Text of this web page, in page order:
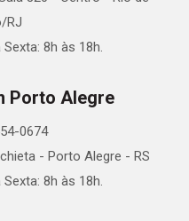
RJ
Sexta: 8h às 18h.
Porto Alegre
0674
- Porto Alegre - RS
Sexta: 8h às 18h.